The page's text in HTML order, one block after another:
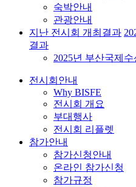
숙박안내
관광안내
지난 전시회 개최결과
결과
2025년 부산국제
전시회안내
Why BISFE
전시회 개요
부대행사
전시회 리플렛
참가안내
참가신청안내
온라인 참가신청
참가규정